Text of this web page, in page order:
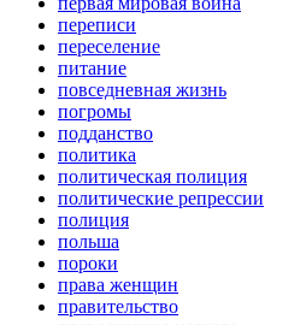
переписи
переселение
питание
повседневная жизнь
погромы
подданство
политика
политическая полиция
политические репрессии
полиция
польша
пороки
права женщин
правительство